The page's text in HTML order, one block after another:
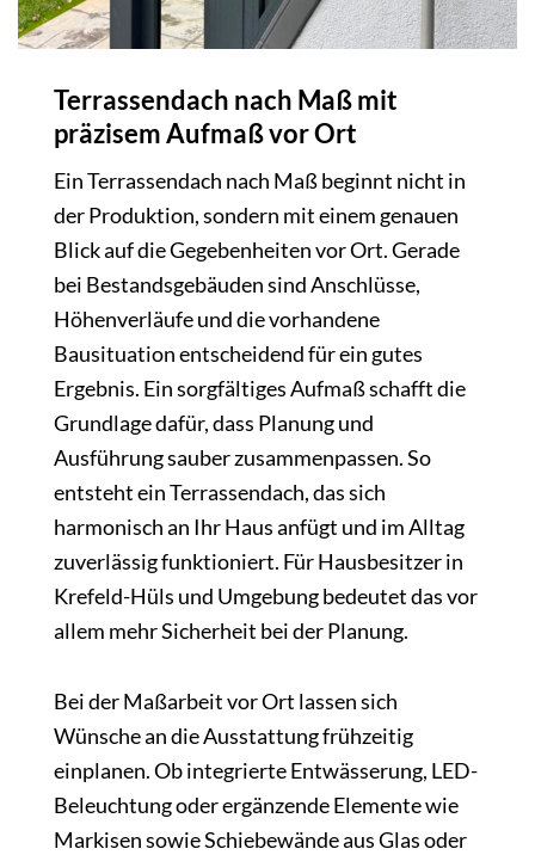
Terrassendach nach Maß mit
präzisem Aufmaß vor Ort
Ein Terrassendach nach Maß beginnt nicht in
der Produktion, sondern mit einem genauen
Blick auf die Gegebenheiten vor Ort. Gerade
bei Bestandsgebäuden sind Anschlüsse,
Höhenverläufe und die vorhandene
Bausituation entscheidend für ein gutes
Ergebnis. Ein sorgfältiges Aufmaß schafft die
Grundlage dafür, dass Planung und
Ausführung sauber zusammenpassen. So
entsteht ein Terrassendach, das sich
harmonisch an Ihr Haus anfügt und im Alltag
zuverlässig funktioniert. Für Hausbesitzer in
Krefeld-Hüls und Umgebung bedeutet das vor
allem mehr Sicherheit bei der Planung.
Bei der Maßarbeit vor Ort lassen sich
Wünsche an die Ausstattung frühzeitig
einplanen. Ob integrierte Entwässerung, LED-
Beleuchtung oder ergänzende Elemente wie
Markisen sowie Schiebewände aus Glas oder